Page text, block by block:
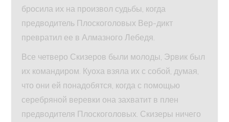
бросила их на произвол судьбы, когда
предводитель Плоскоголовых Вер-дикт
превратил ее в Алмазного Лебедя.
Все четверо Скизеров были молоды, Эрвик был
их командиром. Куоха взяла их с собой, думая,
что они ей понадобятся, когда с помощью
серебряной веревки она захватит в плен
предводителя Плоскоголовых. Скизеры ничего